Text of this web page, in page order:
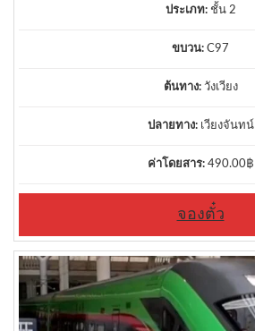
ประเภท: ชั้น 2
ขบวน: C97
ต้นทาง: วังเวียง
ปลายทาง: เวียงจันทน์
ค่าโดยสาร: 490.00฿
จองตั๋ว